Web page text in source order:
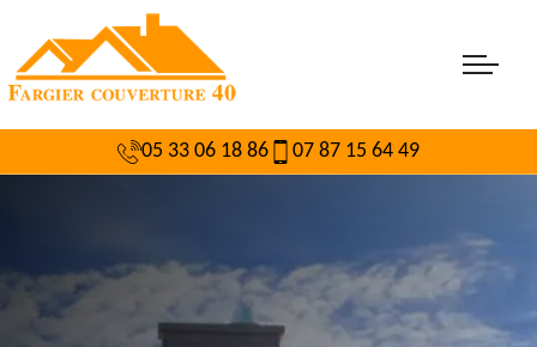
05 33 06 18 86 07 87 15 64 49